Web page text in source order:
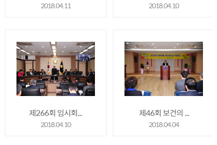
2018.04.11 2018.04.10
제266회 임시회...
2018.04.10
제46회 보건의 ...
2018.04.04